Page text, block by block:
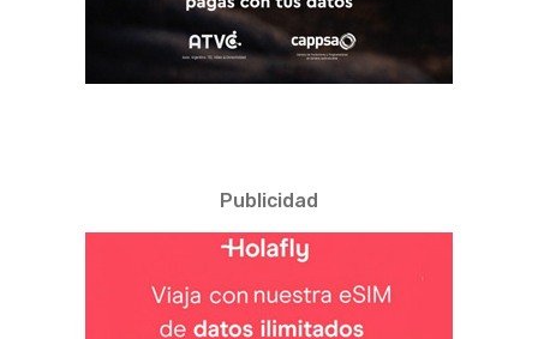
Publicidad